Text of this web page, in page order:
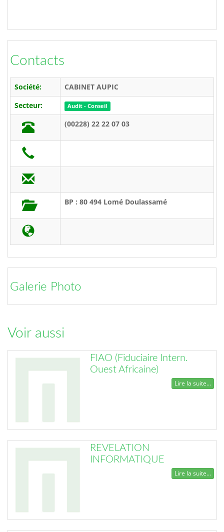
Contacts
Société:
CABINET AUPIC
Secteur:
Audit - Conseil
(00228) 22 22 07 03
BP : 80 494 Lomé Doulassamé
Galerie Photo
Voir aussi
FIAO (Fiduciaire Intern.
Ouest Africaine)
Lire la suite...
REVELATION
INFORMATIQUE
Lire la suite...